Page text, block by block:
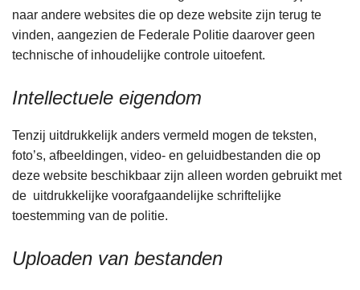
naar andere websites die op deze website zijn terug te
vinden, aangezien de Federale Politie daarover geen
technische of inhoudelijke controle uitoefent.
Intellectuele eigendom
Tenzij uitdrukkelijk anders vermeld mogen de teksten,
foto’s, afbeeldingen, video- en geluidbestanden die op
deze website beschikbaar zijn alleen worden gebruikt met
de uitdrukkelijke voorafgaandelijke schriftelijke
toestemming van de politie.
Uploaden van bestanden